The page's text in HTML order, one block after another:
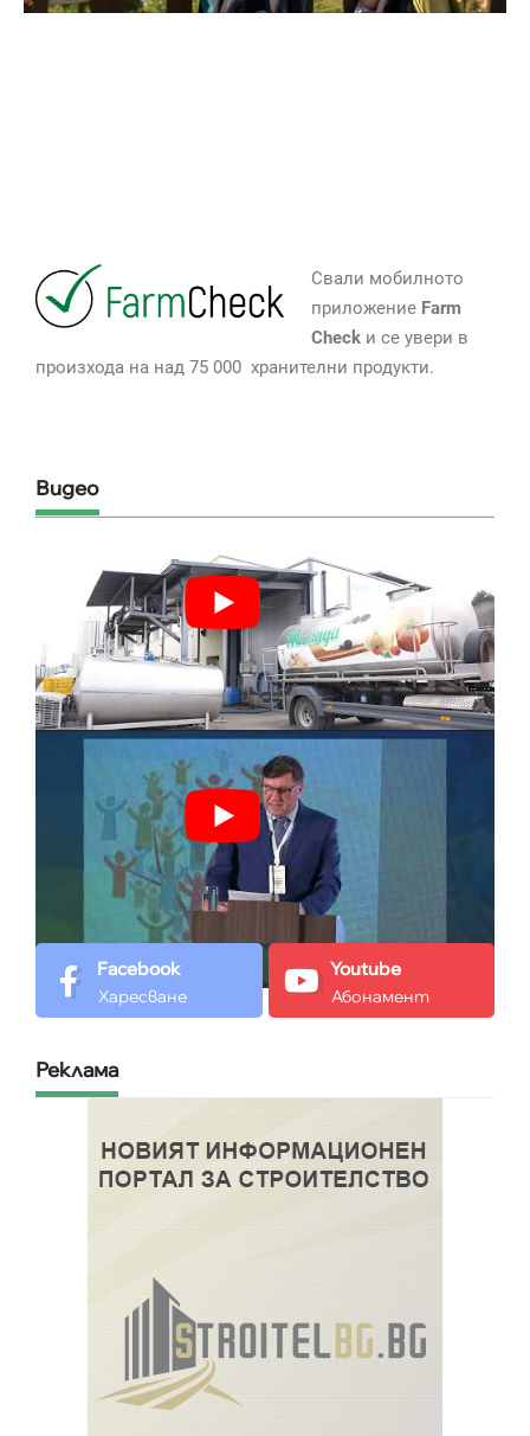
Свали мобилното
приложение Farm
Checkи се увери в
произхода на над 75 000 хранителни продукти.
Видео
Facebook
Харесване
Youtube
Абонамент
Реклама